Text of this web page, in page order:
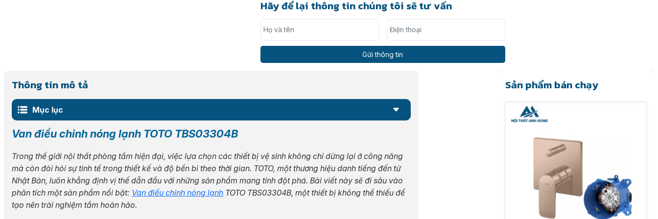
Hãy để lại thông tin chúng tôi sẽ tư vấn
Họ và tên Điện thoại
Sản phẩm bán chạy
Thông tin mô tả
Mục lục
Van điều chỉnh nóng lạnh TOTO TBS03304B
Trong thế giới nội thất phòng tắm hiện đại, việc lựa chọn các thiết bị vệ sinh không chỉ dừng lại ở công năng
mà còn đòi hỏi sự tinh tế trong thiết kế và độ bền bỉ theo thời gian. TOTO, một thương hiệu danh tiếng đến từ
Nhật Bản, luôn khẳng định vị thế dẫn đầu với những sản phẩm mang tính đột phá. Bài viết này sẽ đi sâu vào
phân tích một sản phẩm nổi bật: Van điều chỉnh nóng lạnh TOTO TBS03304B, một thiết bị không thể thiếu để
tạo nên trải nghiệm tắm hoàn hảo.